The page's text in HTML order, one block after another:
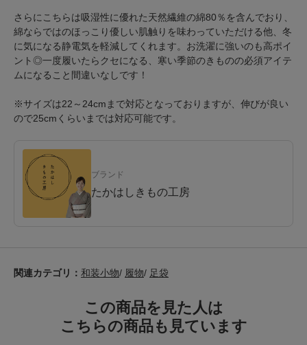
さらにこちらは吸湿性に優れた天然繊維の綿80％を含んでおり、
綿ならではのほっこり優しい肌触りを味わっていただける他、冬
に気になる静電気を軽減してくれます。お洗濯に強いのも高ポイ
ント◎一度履いたらクセになる、寒い季節のきものの必須アイテ
ムになること間違いなしです！
※サイズは22～24cmまで対応となっておりますが、伸びが良い
ので25cmくらいまでは対応可能です。
ブランド
たかはしきもの工房
関連カテゴリ： 和装小物/ 履物/ 足袋
この商品を見た人は
こちらの商品も見ています